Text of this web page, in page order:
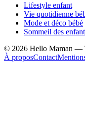
Lifestyle enfant
Vie quotidienne
Mode et déco bébé
Sommeil des
© 2026 Hello Maman —
À proposContact